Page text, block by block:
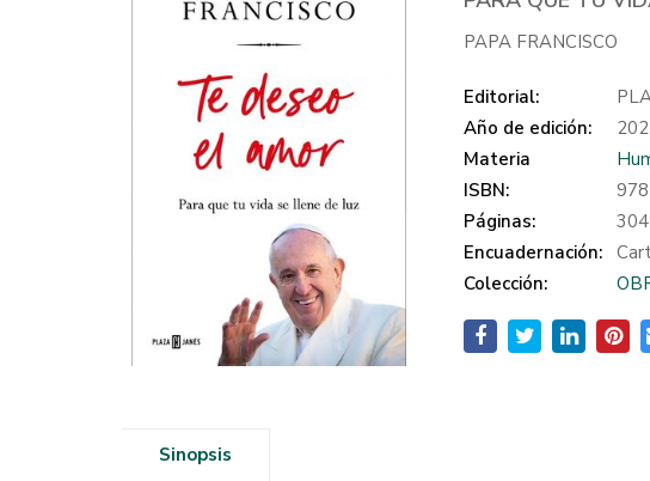
PAPA FRANCISCO
Editorial:
Año de edición:
Materia
ISBN:
Páginas:
304
Encuadernación:
Colección:
Sinopsis